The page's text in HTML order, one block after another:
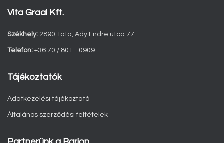
Vita Graal Kft.
Székhely: 2890 Tata, Ady Endre utca 77.
Telefon: +36 70 / 801 - 0909
Tájékoztatók
Adatkezelési tájékoztató
Általános szerződési feltételek